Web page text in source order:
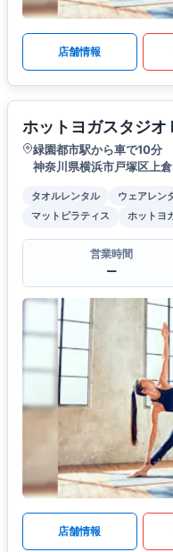
店舗情報
ホットヨガスタジオ
緑園都市駅から車で10分
神奈川県横浜市戸塚区上
タオルレンタル ウェアレン
マットピラティス
ホットヨ
営業時間
ー
店舗情報